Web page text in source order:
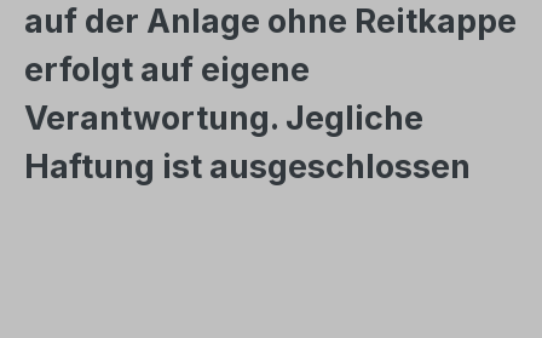
auf der Anlage ohne Reitkappe
erfolgt auf eigene
Verantwortung. Jegliche
Haftung ist ausgeschlossen